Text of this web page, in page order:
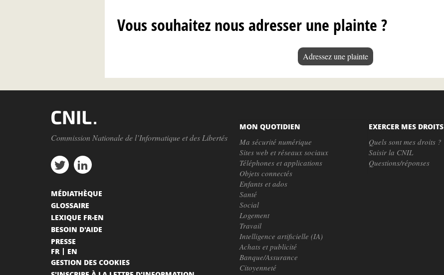
Vous souhaitez nous adresser une plainte ?
Adressez une plainte
Commission Nationale de l’Informatique et des Libertés
MON QUOTIDIEN
Ma sécurité numérique
Sites web et réseaux sociaux
Téléphones et applications
Objets connectés
Enfants et ados
Santé
Social
Logement
Travail
Intelligence artificielle (IA)
Achats et publicité
Banque/Assurance
Citoyenneté
EXERCER MES DROITS
Quels sont mes droits ?
Saisir la CNIL
Questions/réponses
MÉDIATHÈQUE
GLOSSAIRE
LEXIQUE FR-EN
BESOIN D'AIDE
PRESSE
FR
EN
GESTION DES COOKIES